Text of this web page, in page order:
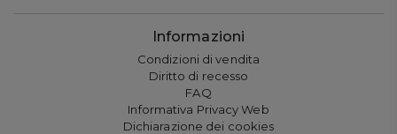
Informazioni
Condizioni di vendita
Diritto di recesso
FAQ
Informativa Privacy Web
Dichiarazione dei cookies